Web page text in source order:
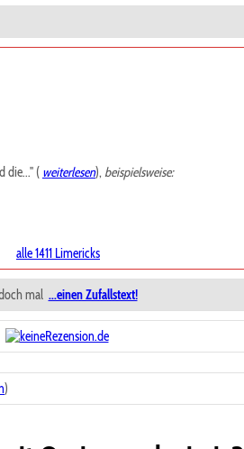
die..." ( weiterlesen),beispielsweise:
alle 1411 Limericks
mal ...einen Zufallstext!
)